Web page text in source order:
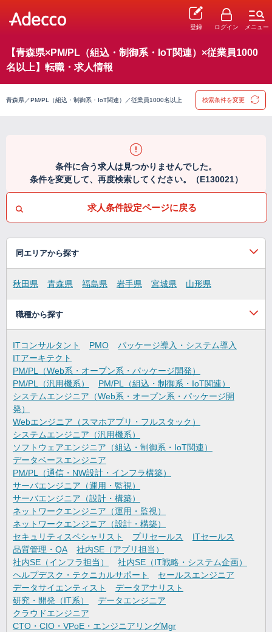
登録 ログイン メニュー
【青森県×PM/PL（組込・制御系・IoT関連）×従業員1000
名以上】転職・求人情報
青森県／PM/PL（組込・制御系・IoT関連）／従業員1000名以上 検索条件を変更
条件に合う求人は見つかりませんでした。
条件を変更して、再度検索してください。（E130021）
求人条件設定ページに戻る
同エリアから探す
秋田県 青森県 福島県 岩手県 宮城県 山形県
職種から探す
ITコンサルタント PMO
パッケージ導入・システム導入
ITアーキテクト
PM/PL（Web系・オープン系・パッケージ開発）
PM/PL（汎用機系）
PM/PL（組込・制御系・IoT関連）
システムエンジニア（Web系・オープン系・パッケージ開
発）
Webエンジニア（スマホアプリ・フルスタック）
システムエンジニア（汎用機系）
ソフトウェアエンジニア（組込・制御系・IoT関連）
データベースエンジニア
PM/PL（通信・NW設計・インフラ構築）
サーバエンジニア（運用・監視）
サーバエンジニア（設計・構築）
ネットワークエンジニア（運用・監視）
ネットワークエンジニア（設計・構築）
セキュリティスペシャリスト
プリセールス
ITセールス
品質管理・QA
社内SE（アプリ担当）
社内SE（インフラ担当）
社内SE（IT戦略・システム企画）
ヘルプデスク・テクニカルサポート
セールスエンジニア
データサイエンティスト
データアナリスト
研究・開発（IT系）
データエンジニア
クラウドエンジニア
CTO・CIO・VPoE・エンジニアリングMgr